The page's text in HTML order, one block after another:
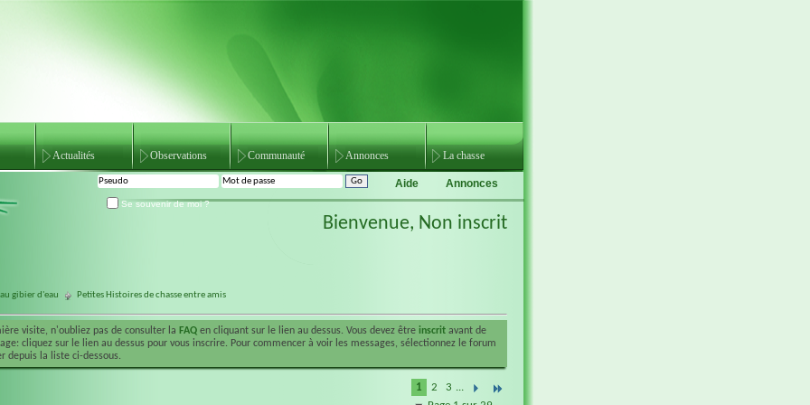
Actualités Observations Communauté Annonces La chasse
Annonces
Aide
Se souvenir de moi ?
Bienvenue, Non inscrit
au gibier d'eau Petites Histoires de chasse entre amis
visite, n'oubliez pas de consulter la FAQ en cliquant sur le lien au dessus. Vous devez être inscrit avant de
cliquez sur le lien au dessus pour vous inscrire. Pour commencer à voir les messages, sélectionnez le forum
depuis la liste ci-dessous.
1 2 3 ...